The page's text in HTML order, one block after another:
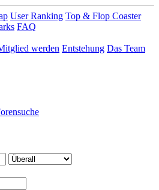
User Ranking Top & Flop Coaster
FAQ
werden Entstehung Das Team